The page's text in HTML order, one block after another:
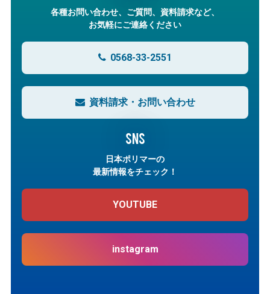
各種お問い合わせ、ご質問、資料請求など、
お気軽にご連絡ください
0568-33-2551
資料請求・お問い合わせ
SNS
日本ポリマーの
最新情報をチェック！
YOUTUBE
instagram